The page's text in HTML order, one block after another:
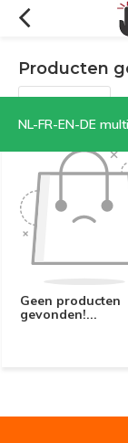
NL-FR-EN-DE
Producten
Filters
Geen producten
gevonden!...